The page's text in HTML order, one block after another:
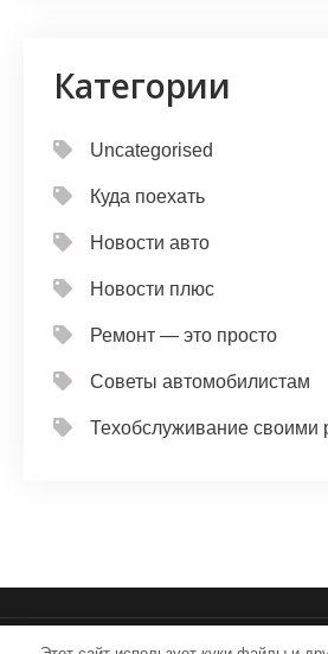
Категории
Uncategorised
Куда поехать
Новости авто
Новости плюс
Ремонт — это просто
Советы автомобилистам
Техобслуживание своими